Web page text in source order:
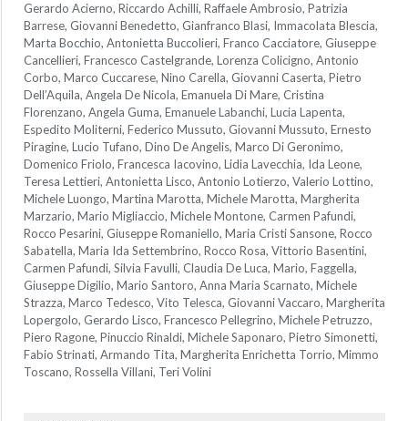
Gerardo Acierno, Riccardo Achilli, Raffaele Ambrosio, Patrizia
Barrese, Giovanni Benedetto, Gianfranco Blasi, Immacolata Blescia,
Marta Bocchio, Antonietta Buccolieri, Franco Cacciatore, Giuseppe
Cancellieri, Francesco Castelgrande, Lorenza Colicigno, Antonio
Corbo, Marco Cuccarese, Nino Carella, Giovanni Caserta, Pietro
Dell’Aquila, Angela De Nicola, Emanuela Di Mare, Cristina
Florenzano, Angela Guma, Emanuele Labanchi, Lucia Lapenta,
Espedito Moliterni, Federico Mussuto, Giovanni Mussuto, Ernesto
Piragine, Lucio Tufano, Dino De Angelis, Marco Di Geronimo,
Domenico Friolo, Francesca Iacovino, Lidia Lavecchia, Ida Leone,
Teresa Lettieri, Antonietta Lisco, Antonio Lotierzo, Valerio Lottino,
Michele Luongo, Martina Marotta, Michele Marotta, Margherita
Marzario, Mario Migliaccio, Michele Montone, Carmen Pafundi,
Rocco Pesarini, Giuseppe Romaniello, Maria Cristi Sansone, Rocco
Sabatella, Maria Ida Settembrino, Rocco Rosa, Vittorio Basentini,
Carmen Pafundi, Silvia Favulli, Claudia De Luca, Mario, Faggella,
Giuseppe Digilio, Mario Santoro, Anna Maria Scarnato, Michele
Strazza, Marco Tedesco, Vito Telesca, Giovanni Vaccaro, Margherita
Lopergolo, Gerardo Lisco, Francesco Pellegrino, Michele Petruzzo,
Piero Ragone, Pinuccio Rinaldi, Michele Saponaro, Pietro Simonetti,
Fabio Strinati, Armando Tita, Margherita Enrichetta Torrio, Mimmo
Toscano, Rossella Villani, Teri Volini